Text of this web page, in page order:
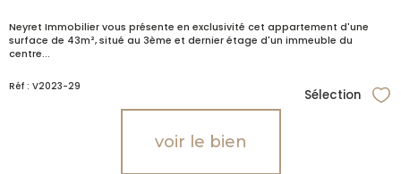
Neyret Immobilier vous présente en exclusivité cet appartement d'une
surface de 43m², situé au 3ème et dernier étage d'un immeuble du
centre...
Réf : V2023-29
Sélection
voir le bien